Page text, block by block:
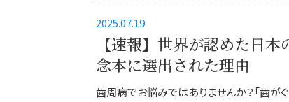
2025.07.19
【速報】世界が認めた日
念本に選出された理由
歯周病でお悩みではありませんか？「歯がぐ